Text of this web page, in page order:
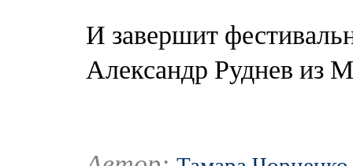
И завершит
Александр Руднев из